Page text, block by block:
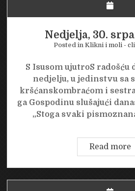
Nedjelja, 30.
Posted in Klikni i moli -
S Isusom ujutroS radošću
nedjelju, u jedinstvu sa
kršćanskombraćom i
ga Gospodinu slušajući
„Stoga svaki
Read more